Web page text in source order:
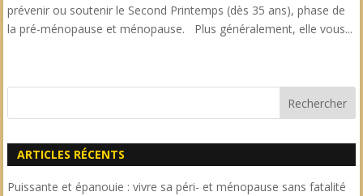
prévenir ou soutenir le Second Printemps (dès 35 ans), phase de
la pré-ménopause et ménopause. Plus généralement, elle vous...
ARTICLES RÉCENTS
Puissante et épanouie : vivre sa péri- et ménopause sans fatalité